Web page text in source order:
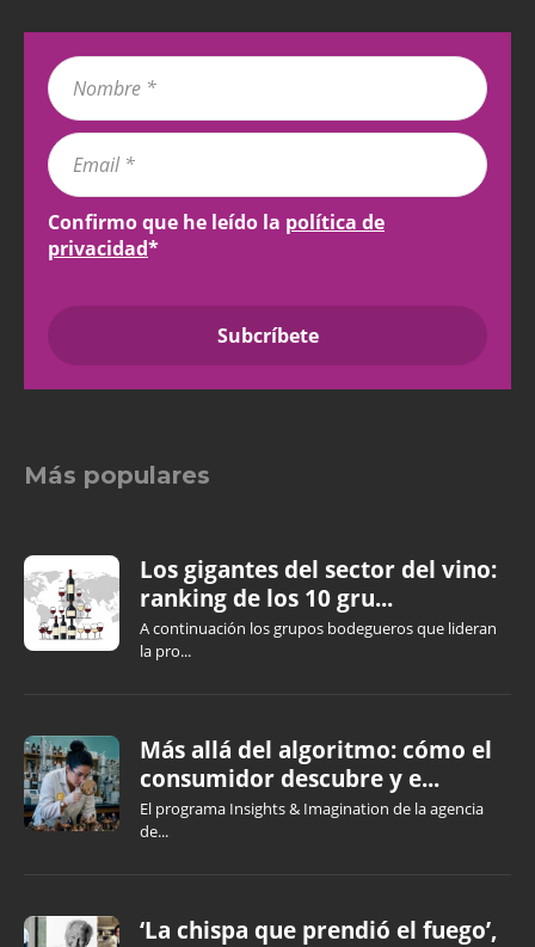
Confirmo que he leído la política de
privacidad*
Más populares
Los gigantes del sector del vino:
ranking de los 10 gru...
A continuación los grupos bodegueros que lideran
la pro...
Más allá del algoritmo: cómo el
consumidor descubre y e...
El programa Insights & Imagination de la agencia
de...
‘La chispa que prendió el fuego’,